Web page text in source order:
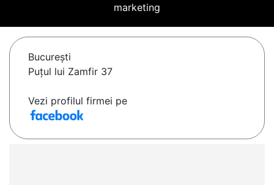
marketing
Bucureşti
Puțul lui Zamfir 37
Vezi profilul firmei pe